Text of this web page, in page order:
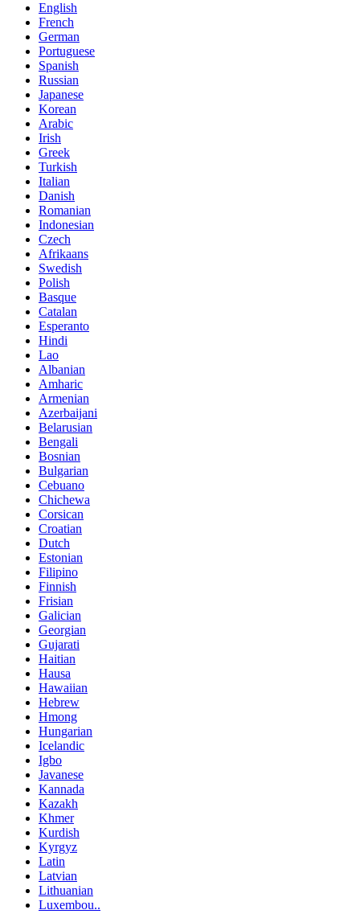
English
French
German
Portuguese
Spanish
Russian
Japanese
Korean
Arabic
Irish
Greek
Turkish
Italian
Danish
Romanian
Indonesian
Czech
Afrikaans
Swedish
Polish
Basque
Catalan
Esperanto
Hindi
Lao
Albanian
Amharic
Armenian
Azerbaijani
Belarusian
Bengali
Bosnian
Bulgarian
Cebuano
Chichewa
Corsican
Croatian
Dutch
Estonian
Filipino
Finnish
Frisian
Galician
Georgian
Gujarati
Haitian
Hausa
Hawaiian
Hebrew
Hmong
Hungarian
Icelandic
Igbo
Javanese
Kannada
Kazakh
Khmer
Kurdish
Kyrgyz
Latin
Latvian
Lithuanian
Luxembou..